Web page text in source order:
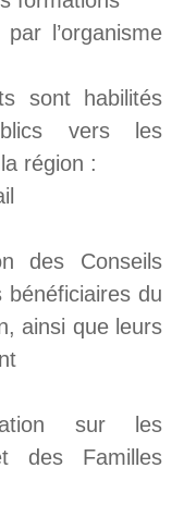
l’organisme
sont habilités
vers les
région :
des Conseils
bénéficiaires du
ainsi que leurs
sur les
des Familles